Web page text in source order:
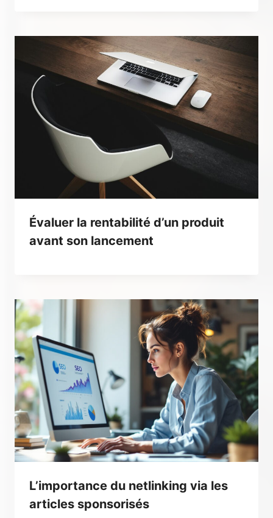
Évaluer la rentabilité d’un produit
avant son lancement
L’importance du netlinking via les
articles sponsorisés